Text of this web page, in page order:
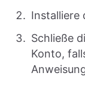
Installiere
Schließe
Konto,